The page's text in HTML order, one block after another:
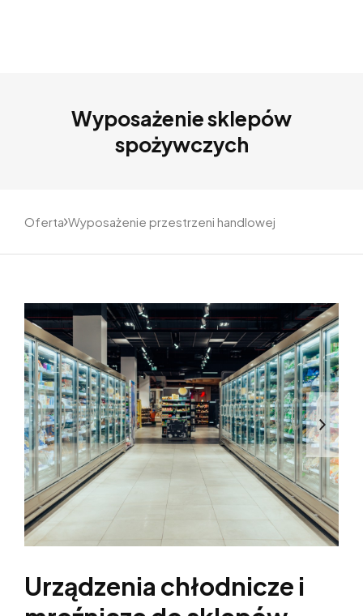
Wyposażenie sklepów
spożywczych
Oferta Wyposażenie przestrzeni handlowej
Urządzenia chłodnicze i